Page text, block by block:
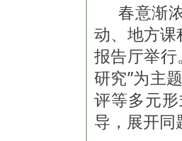
春意渐
动、地方
报告厅举
研究”为主
评等多元
导，展开同